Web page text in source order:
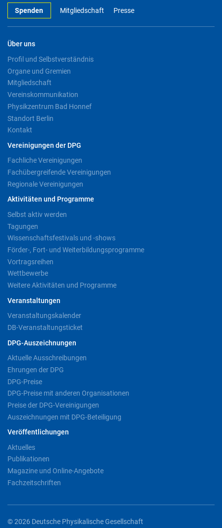
Spenden Mitgliedschaft Presse
Über uns
Profil und Selbstverständnis
Organe und Gremien
Mitgliedschaft
Vereinskommunikation
Physikzentrum Bad Honnef
Standort Berlin
Kontakt
Vereinigungen der DPG
Fachliche Vereinigungen
Fachübergreifende Vereinigungen
Regionale Vereinigungen
Aktivitäten und Programme
Selbst aktiv werden
Tagungen
Wissenschaftsfestivals und -shows
Förder-, Fort- und Weiterbildungsprogramme
Vortragsreihen
Wettbewerbe
Weitere Aktivitäten und Programme
Veranstaltungen
Veranstaltungskalender
DB-Veranstaltungsticket
DPG-Auszeichnungen
Aktuelle Ausschreibungen
Ehrungen der DPG
DPG-Preise
DPG-Preise mit anderen Organisationen
Preise der DPG-Vereinigungen
Auszeichnungen mit DPG-Beteiligung
Veröffentlichungen
Aktuelles
Publikationen
Magazine und Online-Angebote
Fachzeitschriften
© 2026 Deutsche Physikalische Gesellschaft